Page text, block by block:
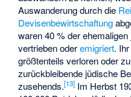
Auswanderung durch die
Devisenbewirtschaftung
waren 40 % der
vertrieben oderemigriert.
größtenteils verloren oder
zurückbleibende jüdische
zusehends.[13] Im Herbst